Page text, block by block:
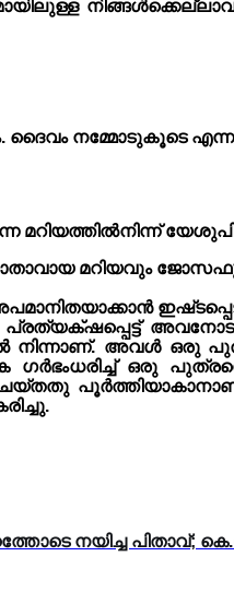
നമ്മോടുകൂടെ
മറിയത്തിൽനിന്ന്
മറിയവും
പ്രത്യക്‌ഷപ്പെട്ട്
നിന്നാണ്.
ഗർഭംധരിച്ച് ഒരു
നയിച്ച പിതാവ്;